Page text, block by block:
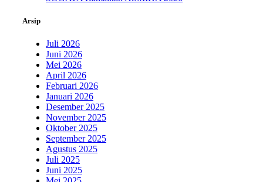
Arsip
Juli 2026
Juni 2026
Mei 2026
April 2026
Februari 2026
Januari 2026
Desember 2025
November 2025
Oktober 2025
September 2025
Agustus 2025
Juli 2025
Juni 2025